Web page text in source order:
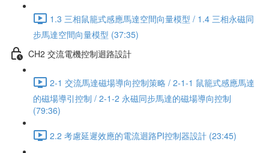
1.3 三相鼠籠式感應馬達空間向量模型 / 1.4 三相永磁同
步馬達空間向量模型 (37:35)
CH2 交流電機控制迴路設計
2-1 交流馬達磁場導向控制策略 / 2-1-1 鼠籠式感應馬達
的磁場導引控制 / 2-1-2 永磁同步馬達的磁場導向控制
(79:36)
2.2 考慮延遲效應的電流迴路PI控制器設計 (23:45)